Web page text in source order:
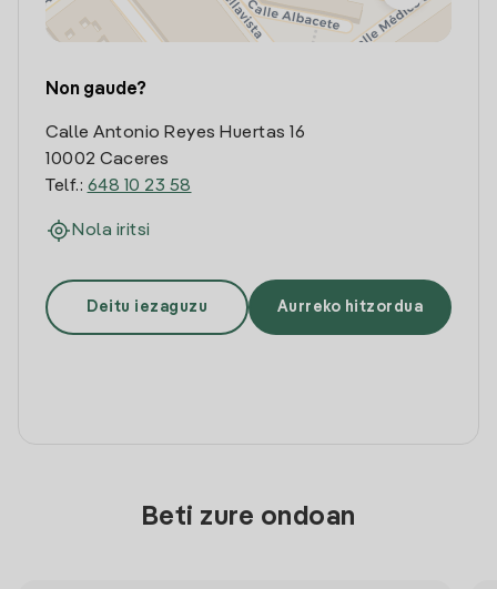
Non gaude?
Calle Antonio Reyes Huertas 16
10002 Caceres
Telf.: 648 10 23 58
Nola iritsi
Deitu iezaguzu Aurreko hitzordua
Beti zure ondoan